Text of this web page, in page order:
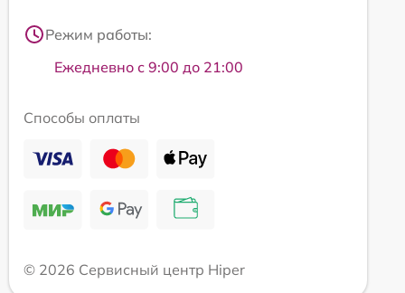
Режим работы:
Ежедневно с 9:00 до 21:00
Способы оплаты
© 2026 Сервисный центр Hiper